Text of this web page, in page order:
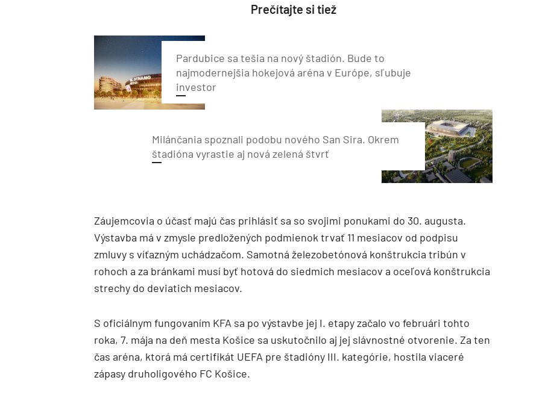
Prečítajte si tiež
Pardubice sa tešia na nový štadión. Bude to
najmodernejšia hokejová aréna v Európe, sľubuje
investor
Milánčania spoznali podobu nového San Sira. Okrem
štadióna vyrastie aj nová zelená štvrť
Záujemcovia o účasť majú čas prihlásiť sa so svojimi ponukami do 30. augusta.
Výstavba má v zmysle predložených podmienok trvať 11 mesiacov od podpisu
zmluvy s víťazným uchádzačom. Samotná železobetónová konštrukcia tribún v
rohoch a za bránkami musí byť hotová do siedmich mesiacov a oceľová konštrukcia
strechy do deviatich mesiacov.
S oficiálnym fungovaním KFA sa po výstavbe jej I. etapy začalo vo februári tohto
roka, 7. mája na deň mesta Košice sa uskutočnilo aj jej slávnostné otvorenie. Za ten
čas aréna, ktorá má certifikát UEFA pre štadióny III. kategórie, hostila viaceré
zápasy druholigového FC Košice.